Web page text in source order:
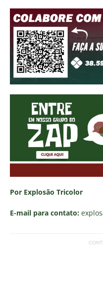
Por Explosão Tricolor
E-mail para contato: